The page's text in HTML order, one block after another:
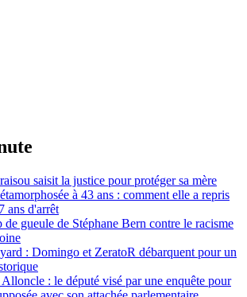
saisit la justice pour protéger sa mère
à 43 ans : comment elle a repris
ans d'arrêt
de gueule de Stéphane Bern contre le racisme
: Domingo et ZeratoR débarquent pour un
: le député visé par une enquête pour